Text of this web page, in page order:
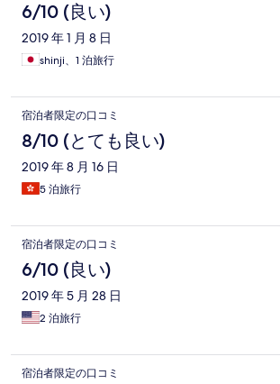
6/10 (良い)
2019 年 1 月 8 日
shinji、1 泊旅行
宿泊者限定の口コミ
8/10 (とても良い)
2019 年 8 月 16 日
5 泊旅行
宿泊者限定の口コミ
6/10 (良い)
2019 年 5 月 28 日
2 泊旅行
宿泊者限定の口コミ